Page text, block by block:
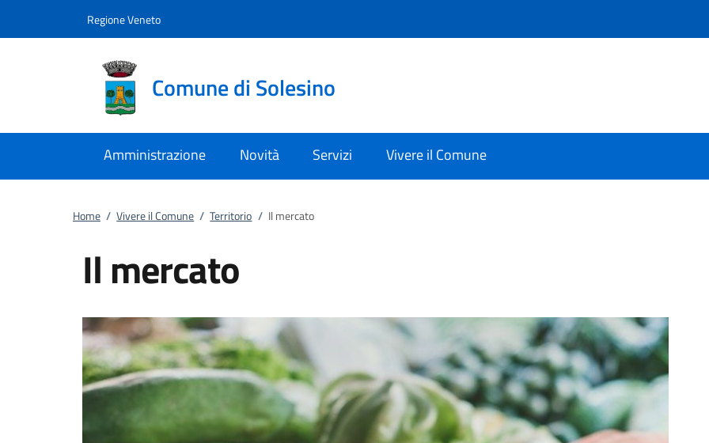
Regione Veneto
Comune di Solesino
Amministrazione Novità Servizi Vivere il Comune
Home / Vivere il Comune / Territorio / Il mercato
Il mercato